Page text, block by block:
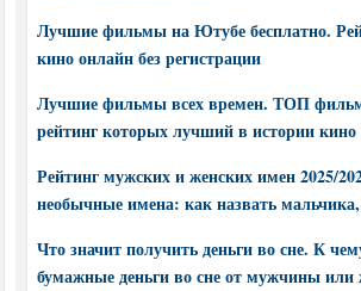
Лучшие фильмы на Ютубе бесплатно.
кино онлайн без регистрации
Лучшие фильмы всех времен. ТОП
рейтинг которых лучший в истории кино
Рейтинг мужских и женских имен 2025/
необычные имена: как назвать
Что значит получить деньги во сне. К
бумажные деньги во сне от мужчины